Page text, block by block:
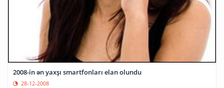
2008-in ən yaxşı smartfonları elan olundu
28-12-2008